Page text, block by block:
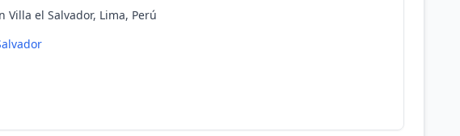
Villa el Salvador, Lima, Perú